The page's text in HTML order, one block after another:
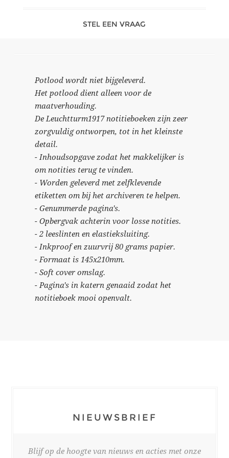
STEL EEN VRAAG
Potlood wordt niet bijgeleverd.
Het potlood dient alleen voor de
maatverhouding.
De Leuchtturm1917 notitieboeken zijn zeer
zorgvuldig ontworpen, tot in het kleinste
detail.
- Inhoudsopgave zodat het makkelijker is
om notities terug te vinden.
- Worden geleverd met zelfklevende
etiketten om bij het archiveren te helpen.
- Genummerde pagina's.
- Opbergvak achterin voor losse notities.
- 2 leeslinten en elastieksluiting.
- Inkproof en zuurvrij 80 grams papier.
- Formaat is 145x210mm.
- Soft cover omslag.
- Pagina's in katern genaaid zodat het
notitieboek mooi openvalt.
NIEUWSBRIEF
Blijf op de hoogte van nieuws en acties met onze